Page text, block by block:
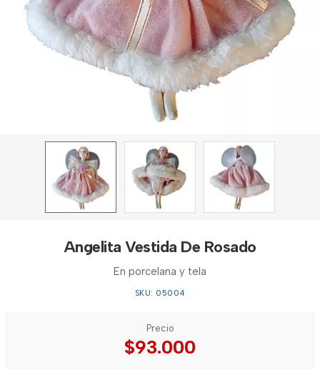
Angelita Vestida De Rosado
En porcelana y tela
SKU: 05004
Precio
$93.000